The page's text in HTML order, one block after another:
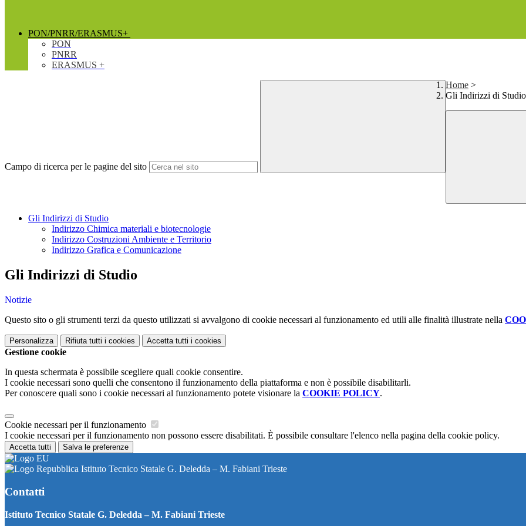
PON/PNRR/ERASMUS+
PON
PNRR
ERASMUS +
Campo di ricerca per le pagine del sito
Home >
Gli Indirizzi di Studio
Gli Indirizzi di Studio
Indirizzo Chimica materiali e biotecnologie
Indirizzo Costruzioni Ambiente e Territorio
Indirizzo Grafica e Comunicazione
Gli Indirizzi di Studio
Notizie
Questo sito o gli strumenti terzi da questo utilizzati si avvalgono di cookie necessari al funzionamento ed utili alle finalità illustrate nella
Personalizza Rifiuta tutti i cookies Accetta tutti i cookies
Gestione cookie
In questa schermata è possibile scegliere quali cookie consentire.
I cookie necessari sono quelli che consentono il funzionamento della piattaforma e non è possibile disabilitarli.
Per conoscere quali sono i cookie necessari al funzionamento potete visionare la COOKIE POLICY.
Cookie necessari per il funzionamento
I cookie necessari per il funzionamento non possono essere disabilitati. È possibile consultare l'elenco nella pagina della cookie policy.
Accetta tutti Salva le preferenze
Istituto Tecnico Statale G. Deledda – M. Fabiani Trieste
Contatti
Istituto Tecnico Statale G. Deledda – M. Fabiani Trieste